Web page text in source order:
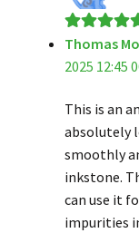
Valorado en
de 5
Thomas
2025 12:45
This is an
absolutely
smoothly
inkstone.
can use it
impurities